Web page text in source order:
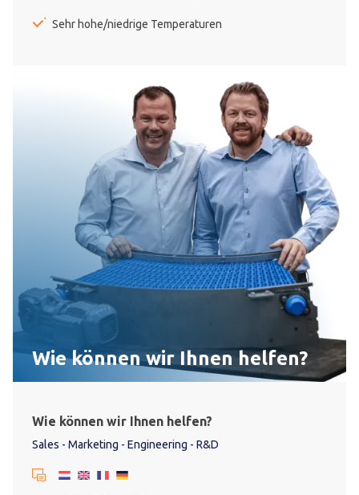
Sehr hohe/niedrige Temperaturen
Wie können wir Ihnen helfen?
Wie können wir Ihnen helfen?
Sales - Marketing - Engineering - R&D